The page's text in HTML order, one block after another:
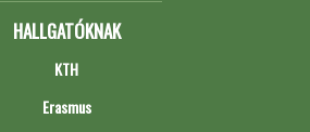
HALLGATÓKNAK
KTH
Erasmus